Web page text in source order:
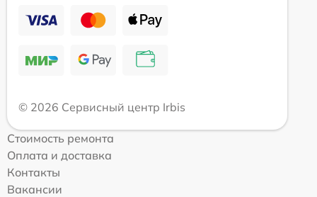
© 2026 Сервисный центр Irbis
Стоимость ремонта
Оплата и доставка
Контакты
Вакансии